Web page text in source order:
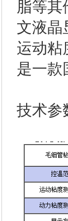
脂等其
文液晶
运动粘
是一款
技术参